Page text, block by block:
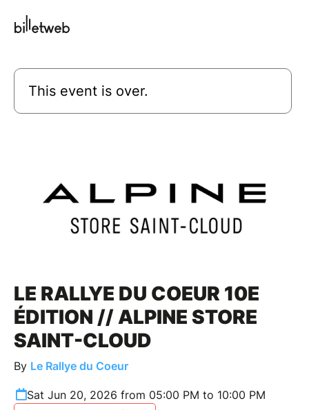
This event is over.
LE RALLYE DU COEUR 10E
ÉDITION // ALPINE STORE
SAINT-CLOUD
By Le Rallye du Coeur
Sat Jun 20, 2026 from 05:00 PM to 10:00 PM